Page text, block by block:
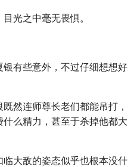
光之中毫无畏惧。
有些意外，不过仔细想想好
然连师尊长老们都能吊打，
么精力，甚至于杀掉他都大
大敌的姿态似乎也根本没什